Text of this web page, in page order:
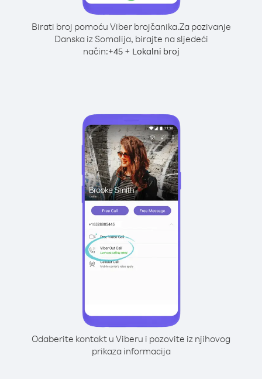
Birati broj pomoću Viber brojčanika.Za pozivanje
Danska iz Somalija, birajte na sljedeći
način:+45+ Lokalni broj
Odaberite kontakt u Viberu i pozovite iz njihovog
prikaza informacija